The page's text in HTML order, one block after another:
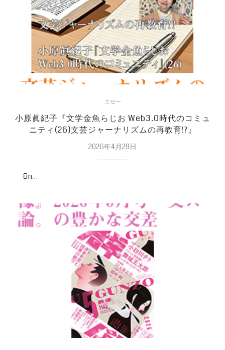
エセー
小原眞紀子『文学金魚らじお Web3.0時代のコミュ
ニティ(26)文芸ジャーナリズムの再教育!?』
2026年4月29日
&n…